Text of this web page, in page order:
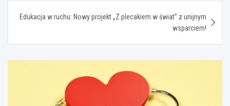
Edukacja w ruchu: Nowy projekt „Z plecakiem w świat” z unijnym
wsparciem!